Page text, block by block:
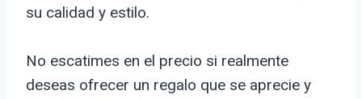
su calidad y estilo.
No escatimes en el precio si realmente
deseas ofrecer un regalo que se aprecie y